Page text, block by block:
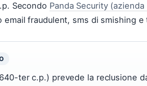
Secondo Panda Security
email fraudulent, sms di smishing
ter c.p.) prevede la reclusione